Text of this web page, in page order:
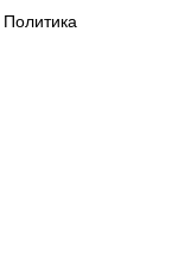
Политика